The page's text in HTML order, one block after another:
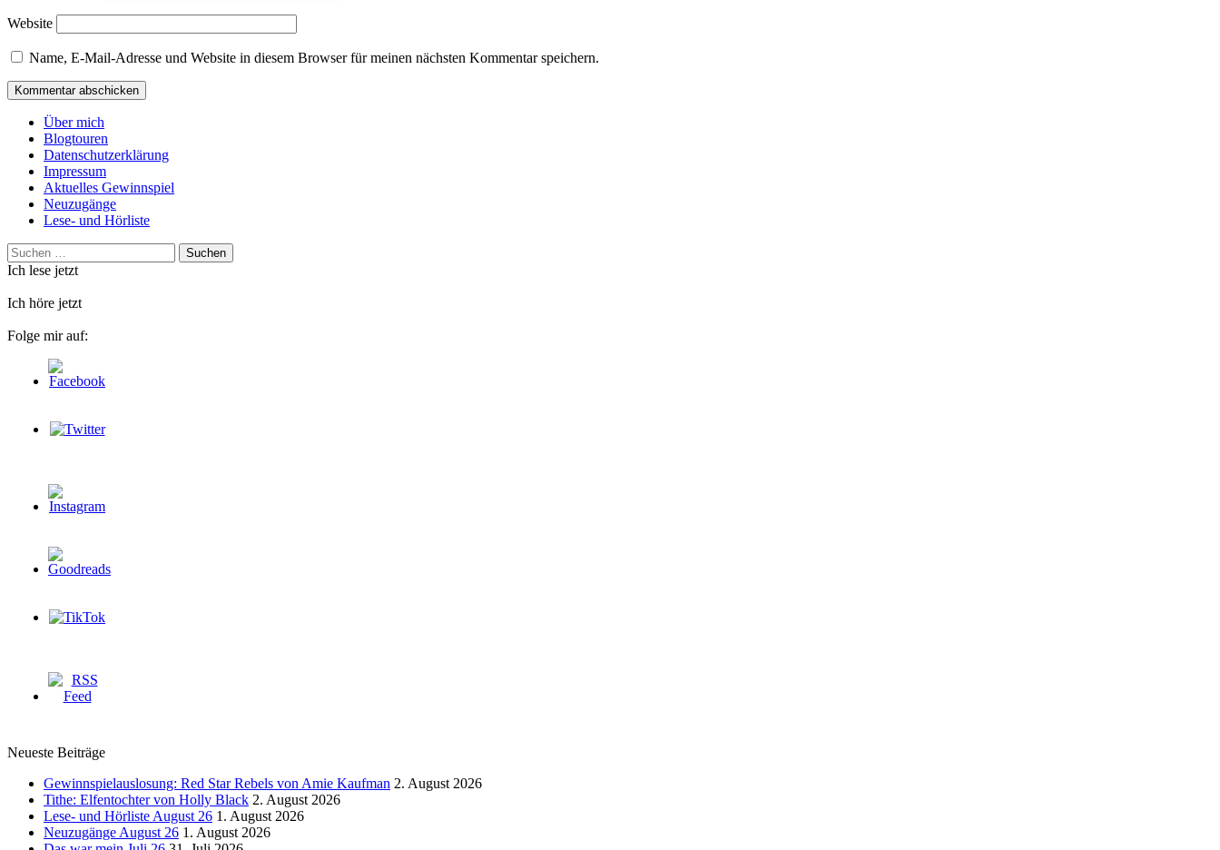
Website
Name, E-Mail-Adresse und Website in diesem Browser für meinen nächsten Kommentar speichern.
Über mich
Blogtouren
Datenschutzerklärung
Impressum
Aktuelles Gewinnspiel
Neuzugänge
Lese- und Hörliste
Suchen
nach:
Ich lese jetzt
Ich höre jetzt
Folge mir auf:
Neueste Beiträge
Gewinnspielauslosung: Red Star Rebels von Amie Kaufman 2. August 2026
Tithe: Elfentochter von Holly Black 2. August 2026
Lese- und Hörliste August 26 1. August 2026
Neuzugänge August 26 1. August 2026